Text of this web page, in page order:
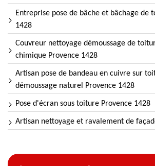
Entreprise pose de bâche et bâchage de
1428
Couvreur nettoyage démoussage de
chimique Provence 1428
Artisan pose de bandeau en cuivre sur
démoussage naturel Provence 1428
Pose d'écran sous toiture Provence 1428
Artisan nettoyage et ravalement de